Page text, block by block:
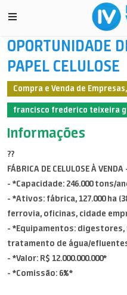
OPORTUNIDADE
PAPEL CELULOSE
Compra e Venda de
francisco frederico teixeira g
Informações
??
FÁBRICA DE CELULOSE À
- *Capacidade: 246.000 tons/
- *Ativos: fábrica, 127.000 ha
ferrovia, oficinas, cidade
- *Equipamentos: digestores,
tratamento de água/
- *Valor: R$ 12.000.000.000*
- *Comissão: 6%*